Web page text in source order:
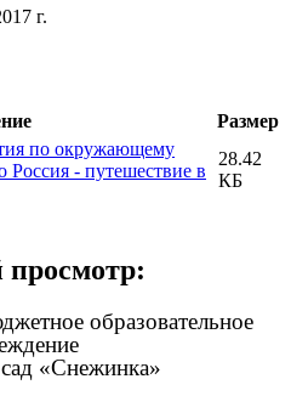
г.
Размер
по окружающему
Россия - путешествие в
28.42
КБ
образовательное
«Снежинка»